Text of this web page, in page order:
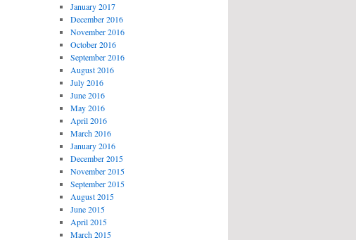
January 2017
December 2016
November 2016
October 2016
September 2016
August 2016
July 2016
June 2016
May 2016
April 2016
March 2016
January 2016
December 2015
November 2015
September 2015
August 2015
June 2015
April 2015
March 2015